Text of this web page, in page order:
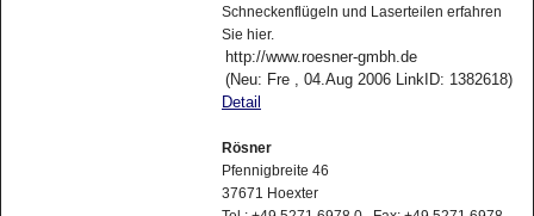
Schneckenflügeln und Laserteilen erfahren
Sie hier.
http://www.roesner-gmbh.de
(Neu: Fre , 04.Aug 2006 LinkID: 1382618)
Detail
Rösner
Pfennigbreite 46
37671 Hoexter